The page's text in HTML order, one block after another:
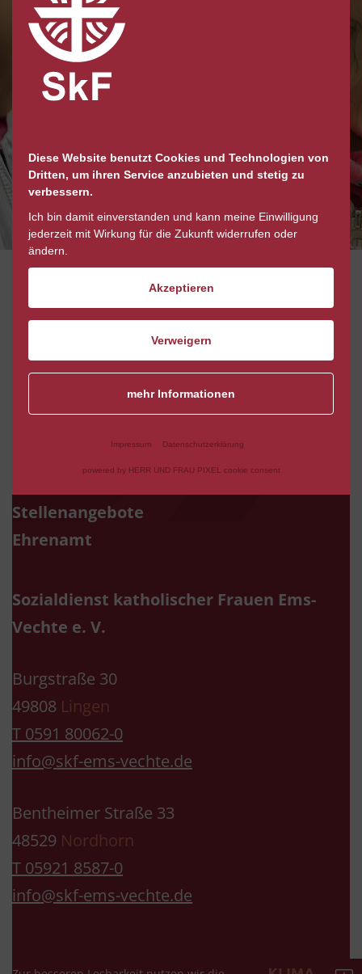
Unsere Spendenkonten
Sparkasse Emsland
DE26 2665 0001 0000 0633 62
zur Startseite
Stellenangebote
Ehrenamt
Sozialdienst katholischer Frauen Ems-
Vechte e. V.
Burgstraße 30
49808 Lingen
T 0591 80062-0
info@skf-ems-vechte.de
Bentheimer Straße 33
48529 Nordhorn
T 05921 8587-0
info@skf-ems-vechte.de
Diese Website benutzt Cookies und Technologien von
Dritten, um ihren Service anzubieten und stetig zu
verbessern.
Ich bin damit einverstanden und kann meine Einwilligung
jederzeit mit Wirkung für die Zukunft widerrufen oder
ändern.
Akzeptieren
Verweigern
mehr Informationen
Impressum Datenschutzerklärung
powered by HERR UND FRAU PIXEL cookie consent